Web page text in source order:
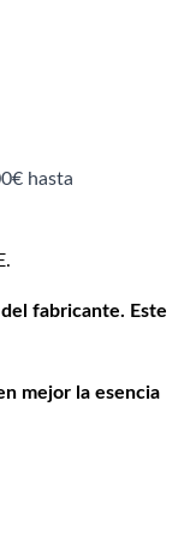
hasta
fabricante. Este
mejor la esencia